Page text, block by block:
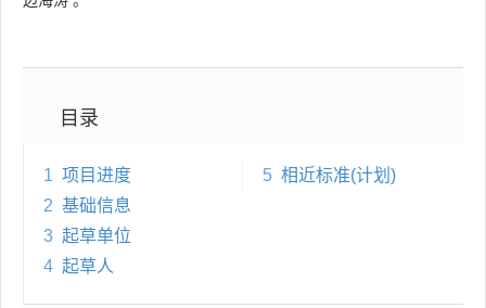
目录
1 项目进度
2 基础信息
3 起草单位
4 起草人
5 相近标准(计划)